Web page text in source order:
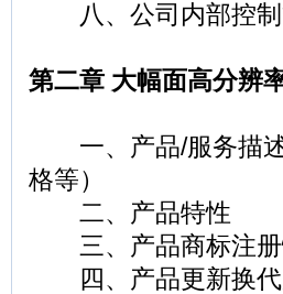
八、公司内部控制
第二章 大幅面高分辨
一、产品/服务描述
格等）
二、产品特性
三、产品商标注册
四、产品更新换代